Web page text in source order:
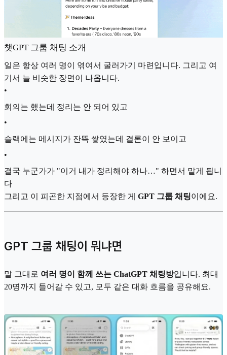
챗GPT 그룹 채팅 소개
일은 항상 여러 명이 엮여서 굴러가기 마련입니다. 그리고 여
기서 늘 비슷한 장면이 나옵니다.
•
회의는 했는데 정리는 안 되어 있고
•
슬랙에는 메시지가 잔뜩 쌓였는데 결론이 안 보이고
•
결국 누군가가 "이거 내가 정리해야 하나…" 하면서 맡게 됩니
다
그리고 이 피곤한 지점에서 등장한 게 GPT 그룹 채팅이에요.
GPT 그룹 채팅이 뭐냐면
말 그대로 여러 명이 함께 쓰는 ChatGPT 채팅방입니다. 최대
20명까지 들어갈 수 있고, 모두 같은 대화 흐름을 공유해요.